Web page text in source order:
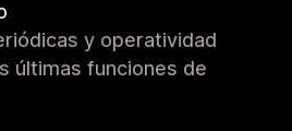
y operatividad
últimas funciones de